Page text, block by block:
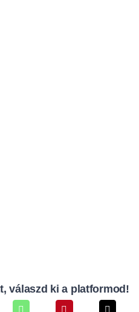
válaszd ki a platformod!